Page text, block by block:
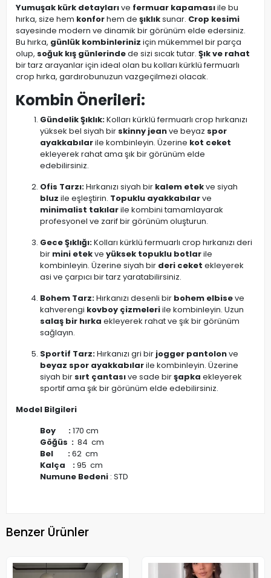
Yumuşak kürk detaylarıve fermuar kapamasıile bu
hırka, size hem konforhem de şıklıksunar. Crop kesimi
sayesinde modern ve dinamik bir görünüm elde edersiniz.
Bu hırka, günlük kombinleriniz için mükemmel bir parça
olup, soğuk kış günlerindede sizi sıcak tutar. Şık ve rahat
bir tarz arayanlar için ideal olan bu kolları kürklü fermuarlı
crop hırka, gardırobunuzun vazgeçilmezi olacak.
Kombin Önerileri:
Gündelik Şıklık:Kolları kürklü fermuarlı crop hırkanızı
yüksek bel siyah bir skinny jeanve beyaz spor
ayakkabılarile kombinleyin. Üzerine kot ceket
ekleyerek rahat ama şık bir görünüm elde
edebilirsiniz.
Ofis Tarzı:Hırkanızı siyah bir kalem etekve siyah
bluz ile eşleştirin. Topuklu ayakkabılarve
minimalist takılarile kombini tamamlayarak
profesyonel ve zarif bir görünüm oluşturun.
Gece Şıklığı:Kolları kürklü fermuarlı crop hırkanızı deri
bir mini etekve yüksek topuklu botlarile
kombinleyin. Üzerine siyah bir deri ceket ekleyerek
asi ve çarpıcı bir tarz yaratabilirsiniz.
Bohem Tarz:Hırkanızı desenli bir bohem elbiseve
kahverengi kovboy çizmeleriile kombinleyin. Uzun
salaş bir hırka ekleyerek rahat ve şık bir görünüm
sağlayın.
Sportif Tarz:Hırkanızı gri bir jogger pantolonve
beyaz spor ayakkabılarile kombinleyin. Üzerine
siyah bir sırt çantasıve sade birşapka ekleyerek
sportif ama şık bir görünüm elde edebilirsiniz.
Model Bilgileri
Boy :170 cm
Göğüs : 84 cm
Bel :62 cm
Kalça :95 cm
Numune Bedeni : STD
Benzer Ürünler